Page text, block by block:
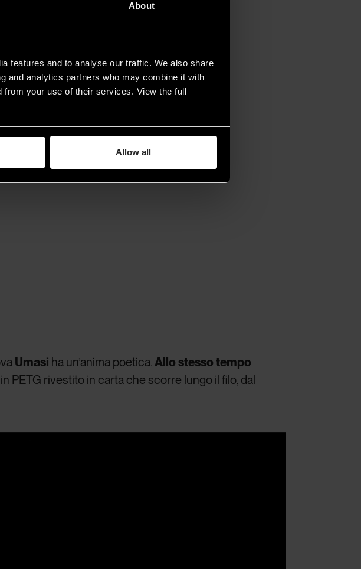
About
features and to analyse our traffic. We also share
and analytics partners who may combine it with
from your use of their services. View the full
Allow all
Umasi ha un’anima poetica.Allo stesso tempo
PETG rivestito in carta che scorre lungo il filo, dal